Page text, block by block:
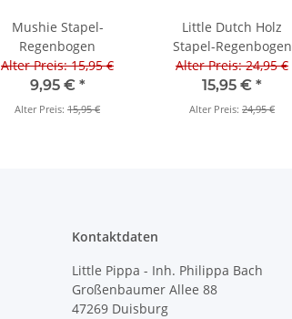
Mushie Stapel-
Regenbogen
Alter Preis: 15,95 €
9,95 € *
Alter Preis: 15,95 €
Little Dutch Holz
Stapel-Regenbogen
Vintage
Alter Preis: 24,95 €
15,95 € *
Alter Preis: 24,95 €
Kontaktdaten
Little Pippa - Inh. Philippa Bach
Großenbaumer Allee 88
47269 Duisburg